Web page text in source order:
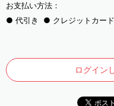
お支払い方法：
代引き
クレジットカード
ログイン